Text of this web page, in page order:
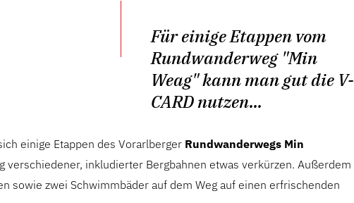
Für einige Etappen vom
Rundwanderweg "Min
Weag" kann man gut die V-
CARD nutzen...
einige Etappen des Vorarlberger Rundwanderwegs Min
verschiedener, inkludierter Bergbahnen etwas verkürzen. Außerdem
sowie zwei Schwimmbäder auf dem Weg auf einen erfrischenden